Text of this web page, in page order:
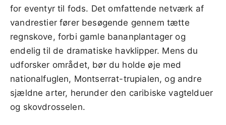
for eventyr til fods. Det omfattende netværk af
vandrestier fører besøgende gennem tætte
regnskove, forbi gamle bananplantager og
endelig til de dramatiske havklipper. Mens du
udforsker området, bør du holde øje med
nationalfuglen, Montserrat-trupialen, og andre
sjældne arter, herunder den caribiske vagtelduer
og skovdrosselen.